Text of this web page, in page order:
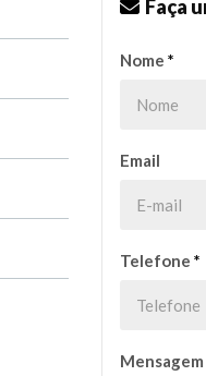
Faça
Nome *
Email
Telefone *
Mensagem